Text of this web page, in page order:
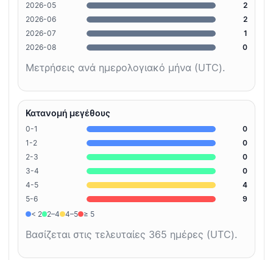
2026-05
2
2026-06
2
2026-07
1
2026-08
0
Μετρήσεις ανά ημερολογιακό μήνα (UTC).
Κατανομή μεγέθους
0-1
0
1-2
0
2-3
0
3-4
0
4-5
4
5-6
9
< 2
2–4 4–5 ≥ 5
Βασίζεται στις τελευταίες 365 ημέρες (UTC).